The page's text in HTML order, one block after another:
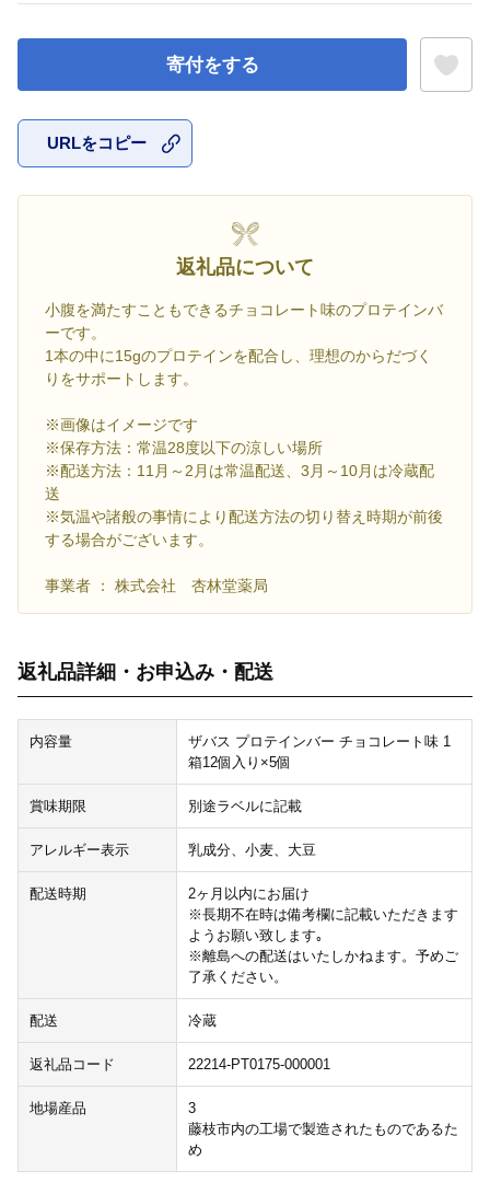
寄付をする
URLをコピー
返礼品について
小腹を満たすこともできるチョコレート味のプロテインバ
ーです。
1本の中に15gのプロテインを配合し、理想のからだづく
りをサポートします。
※画像はイメージです
※保存方法：常温28度以下の涼しい場所
※配送方法：11月～2月は常温配送、3月～10月は冷蔵配
送
※気温や諸般の事情により配送方法の切り替え時期が前後
する場合がございます。
事業者 ： 株式会社 杏林堂薬局
返礼品詳細・お申込み・配送
内容量
ザバス プロテインバー チョコレート味 1
箱12個入り×5個
賞味期限 別途ラベルに記載
アレルギー表示 乳成分、小麦、大豆
配送時期
2ヶ月以内にお届け
※長期不在時は備考欄に記載いただきます
ようお願い致します｡
※離島への配送はいたしかねます。予めご
了承ください。
配送 冷蔵
返礼品コード 22214-PT0175-000001
地場産品
3
藤枝市内の工場で製造されたものであるた
め